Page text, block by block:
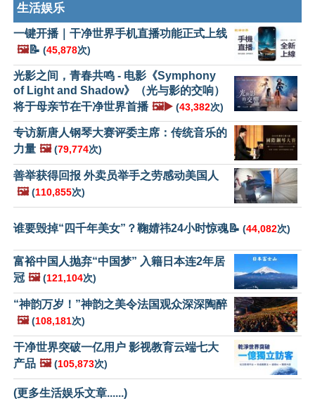
生活娱乐
一键开播｜干净世界手机直播功能正式上线
🖼️📝 (45,878次)
光影之间，青春共鸣 - 电影《Symphony
of Light and Shadow》（光与影的交响）
将于母亲节在干净世界首播 🖼️▶️ (43,382次)
专访新唐人钢琴大赛评委主席：传统音乐的
力量 🖼️ (79,774次)
善举获得回报 外卖员举手之劳感动美国人
🖼️ (110,855次)
谁要毁掉“四千年美女”？鞠婧祎24小时惊魂📝 (44,082次)
富裕中国人抛弃“中国梦” 入籍日本连2年居
冠 🖼️ (121,104次)
“神韵万岁！”神韵之美令法国观众深深陶醉
🖼️ (108,181次)
干净世界突破一亿用户 影视教育云端七大
产品 🖼️ (105,873次)
(更多生活娱乐文章......)